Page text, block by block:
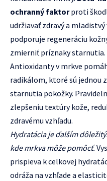
ochranný faktorproti
udržiavať zdravý a
podporuje regeneráciu
zmierniť príznaky starnutia.
Antioxidanty v mrkve
radikálom, ktoré sú jednou
starnutia pokožky.
zlepšeniu textúry kože,
zdravému vzhľadu.
Hydratácia je ďalším
kde mrkva môže pomôcť.
prispieva k celkovej
odráža na vzhľade a